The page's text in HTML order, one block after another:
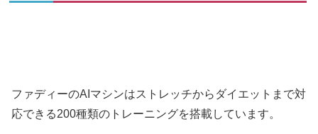
ファディーのAIマシンはストレッチからダイエットまで対
応できる200種類のトレーニングを搭載しています。